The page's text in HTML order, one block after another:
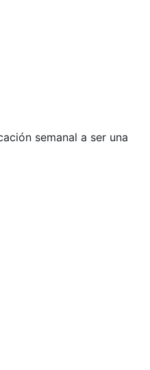
semanal a ser una